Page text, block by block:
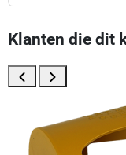
Klanten die dit